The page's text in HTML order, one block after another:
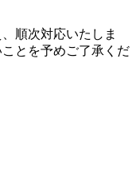
順次対応いたしま
とを予めご了承くだ